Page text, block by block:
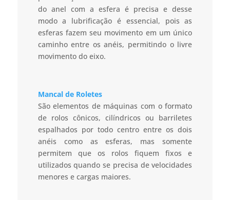
do anel com a esfera é precisa e desse
modo a lubrificação é essencial, pois as
esferas fazem seu movimento em um único
caminho entre os anéis, permitindo o livre
movimento do eixo.
Mancal de Roletes
São elementos de máquinas com o formato
de rolos cônicos, cilíndricos ou barriletes
espalhados por todo centro entre os dois
anéis como as esferas, mas somente
permitem que os rolos fiquem fixos e
utilizados quando se precisa de velocidades
menores e cargas maiores.